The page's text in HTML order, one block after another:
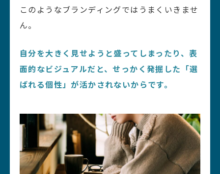
このようなブランディングではうまくいきませ
ん。
自分を大きく見せようと盛ってしまったり、表
面的なビジュアルだと、せっかく発掘した「選
ばれる個性」が活かされないからです。